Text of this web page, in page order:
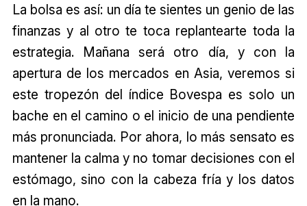
La bolsa es así: un día te sientes un genio de las
finanzas y al otro te toca replantearte toda la
estrategia. Mañana será otro día, y con la
apertura de los mercados en Asia, veremos si
este tropezón del índice Bovespa es solo un
bache en el camino o el inicio de una pendiente
más pronunciada. Por ahora, lo más sensato es
mantener la calma y no tomar decisiones con el
estómago, sino con la cabeza fría y los datos
en la mano.